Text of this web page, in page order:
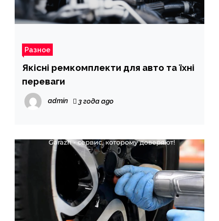
Разное
Якісні ремкомплекти для авто та їхні
переваги
admin 3 года ago